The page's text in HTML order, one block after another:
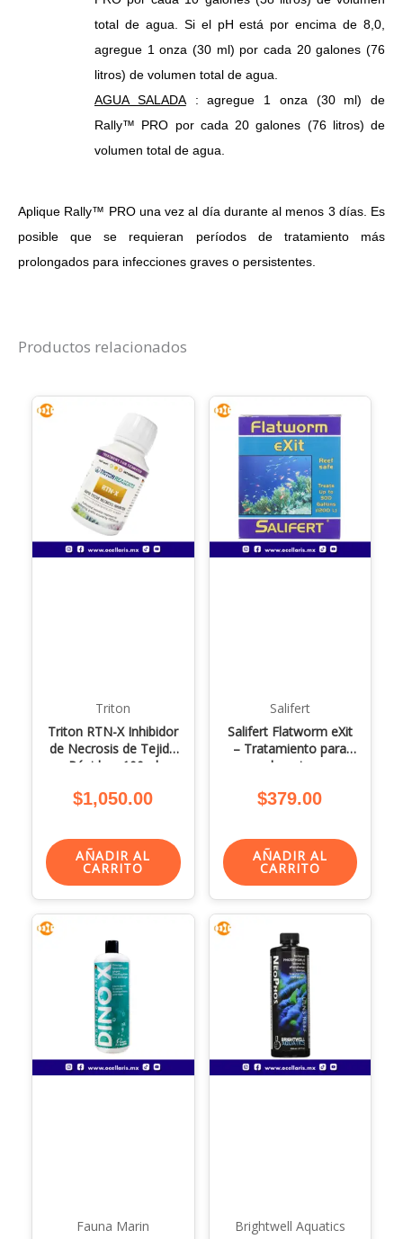
total de agua. Si el pH está por encima de 8,0,
agregue 1 onza (30 ml) por cada 20 galones (76
litros) de volumen total de agua.
AGUA SALADA: agregue 1 onza (30 ml) de
Rally™ PRO por cada 20 galones (76 litros) de
volumen total de agua.
Aplique Rally™ PRO una vez al día durante al menos 3 días. Es
posible que se requieran períodos de tratamiento más
prolongados para infecciones graves o persistentes.
Productos relacionados
Triton
Triton RTN-X Inhibidor
de Necrosis de Tejido
Rápida – 100ml
$1,050.00
AÑADIR AL
CARRITO
Salifert
Salifert Flatworm eXit
– Tratamiento para
planarias
$379.00
AÑADIR AL
CARRITO
Fauna Marin
Brightwell Aquatics